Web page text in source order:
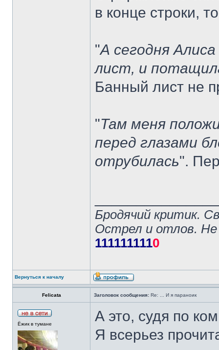
в конце строки,
"А сегодня
лист, и
Банный лист не
"Там меня
перед глазами
отрубилась".
Бродячий критик.
Острел и отлов. Не
1111111110
Вернуться к началу
Felicata Заголовок сообщения: Re: ... И я параноик
Ёжик в тумане
А это, судя по
Я всерьез